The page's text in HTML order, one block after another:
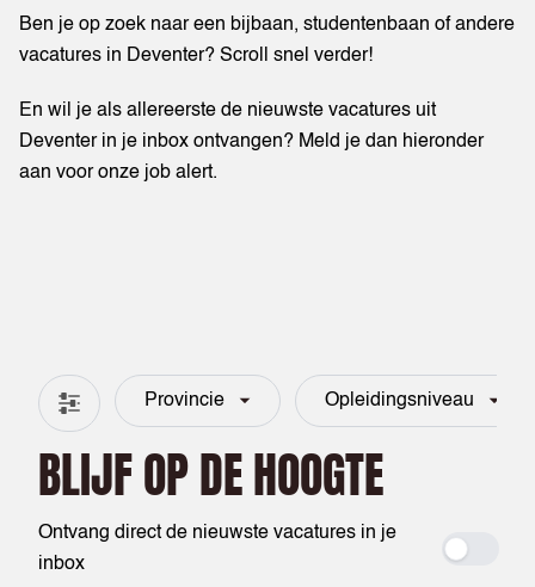
Ben je op zoek naar een bijbaan, studentenbaan of andere
vacatures in Deventer? Scroll snel verder!
En wil je als allereerste de nieuwste vacatures uit
Deventer in je inbox ontvangen? Meld je dan hieronder
aan voor onze job alert.
Filter & zoeken
Provincie Opleidingsniveau
BLIJF OP DE HOOGTE
Ontvang direct de nieuwste vacatures in je
inbox